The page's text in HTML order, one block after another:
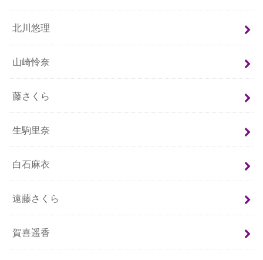
北川悠理
山崎怜奈
藤さくら
生駒里奈
白石麻衣
遠藤さくら
賀喜遥香